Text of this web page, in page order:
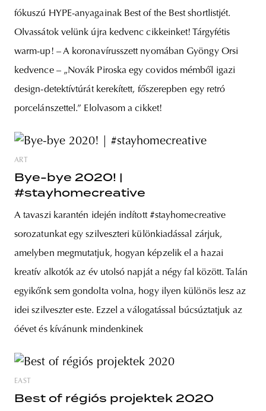
fókuszú HYPE-anyagainak Best of the Best shortlistjét.
Olvassátok velünk újra kedvenc cikkeinket! Tárgyfétis
warm-up! – A koronavírusszett nyomában Gyöngy Orsi
kedvence – „Novák Piroska egy covidos mémből igazi
design-detektívtúrát kerekített, főszerepben egy retró
porcelánszettel.” Elolvasom a cikket!
ART
Bye-bye 2020! |
#stayhomecreative
A tavaszi karantén idején indított #stayhomecreative
sorozatunkat egy szilveszteri különkiadással zárjuk,
amelyben megmutatjuk, hogyan képzelik el a hazai
kreatív alkotók az év utolsó napját a négy fal között. Talán
egyikőnk sem gondolta volna, hogy ilyen különös lesz az
idei szilveszter este. Ezzel a válogatással búcsúztatjuk az
óévet és kívánunk mindenkinek
EAST
Best of régiós projektek 2020